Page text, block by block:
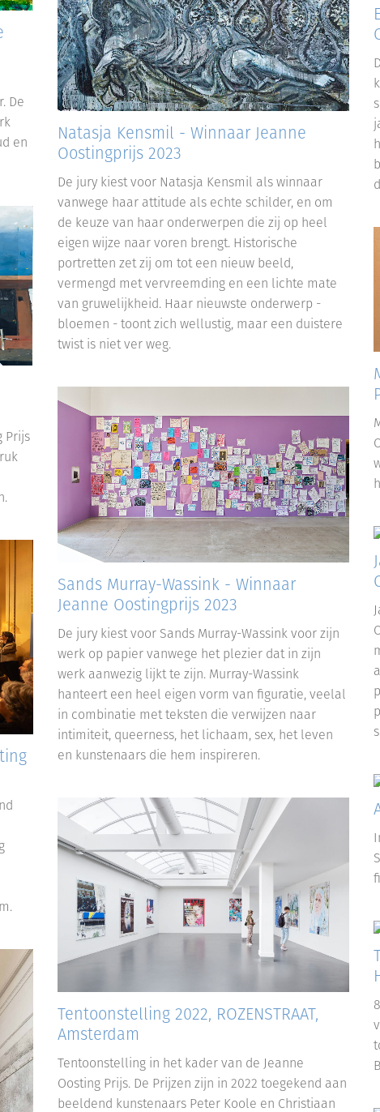
De
en
Prijs
Natasja Kensmil - Winnaar Jeanne
Oostingprijs 2023
De jury kiest voor Natasja Kensmil als winnaar
vanwege haar attitude als echte schilder, en om
de keuze van haar onderwerpen die zij op heel
eigen wijze naar voren brengt. Historische
portretten zet zij om tot een nieuw beeld,
vermengd met vervreemding en een lichte mate
van gruwelijkheid. Haar nieuwste onderwerp -
bloemen - toont zich wellustig, maar een duistere
twist is niet ver weg.
Sands Murray-Wassink - Winnaar
Jeanne Oostingprijs 2023
De jury kiest voor Sands Murray-Wassink voor zijn
werk op papier vanwege het plezier dat in zijn
werk aanwezig lijkt te zijn. Murray-Wassink
hanteert een heel eigen vorm van figuratie, veelal
in combinatie met teksten die verwijzen naar
intimiteit, queerness, het lichaam, sex, het leven
en kunstenaars die hem inspireren.
Tentoonstelling 2022, ROZENSTRAAT,
Amsterdam
Tentoonstelling in het kader van de Jeanne
Oosting Prijs. De Prijzen zijn in 2022 toegekend aan
beeldend kunstenaars Peter Koole en Christiaan